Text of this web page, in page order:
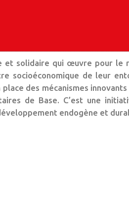
et solidaire qui œuvre pour le
de leur
des mécanismes
de Base. C’est une
endogène et